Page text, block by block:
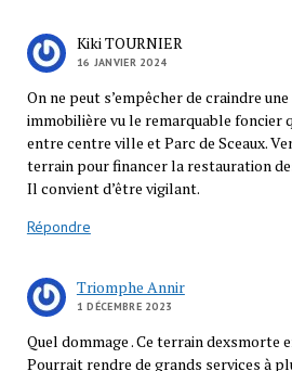
Kiki TOURNIER
16 JANVIER 2024
On ne peut s’empêcher de craindre
immobilière vu le remarquable foncier
entre centre ville et Parc de Sceaux.
terrain pour financer la restauration
Il convient d’être vigilant.
Répondre
Triomphe Annir
1 DÉCEMBRE 2023
Quel dommage . Ce terrain dexsmorte
Pourrait rendre de grands services à